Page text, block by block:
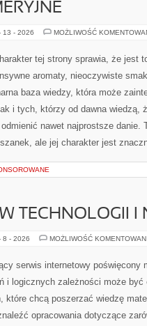
13 - 2026 MOŻLIWOŚĆ
tej strony sprawia, że jest
aromaty, nieoczywiste
baza wiedzy, która może
i tych, którzy od dawna wiedzą,
nawet najprostsze danie.
ale jej charakter jest
TECHNOLOGII I
8 - 2026 MOŻLIWOŚĆ
serwis internetowy poświęcony
i logicznych zależności może być
które chcą poszerzać wiedzę
opracowania dotyczące